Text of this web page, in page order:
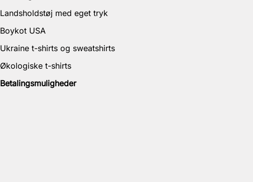
Landsholdstøj med eget tryk
Boykot USA
Ukraine t-shirts og sweatshirts
Økologiske t-shirts
Betalingsmuligheder